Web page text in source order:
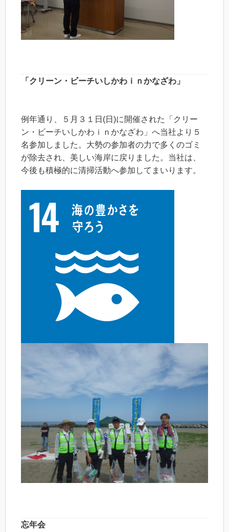
「クリーン・ビーチいしかわｉｎかなざわ」
例年通り、５月３１日(日)に開催された「クリー
ン・ビーチいしかわｉｎかなざわ」へ当社より５
名参加しました。大勢の参加者の力で多くのゴミ
が除去され、美しい海岸に戻りました。当社は、
今後も積極的に清掃活動へ参加してまいります。
忘年会